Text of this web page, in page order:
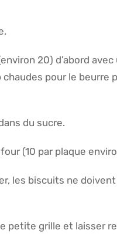
20) d’abord avec
pour le beurre
du sucre.
(10 par plaque
les biscuits ne doivent
petite grille et laisser